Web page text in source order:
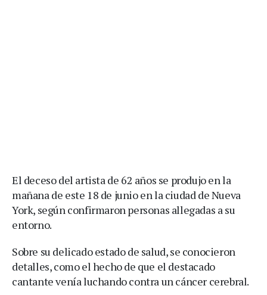
El deceso del artista de 62 años se produjo en la
mañana de este 18 de junio en la ciudad de Nueva
York, según confirmaron personas allegadas a su
entorno.
Sobre su delicado estado de salud, se conocieron
detalles, como el hecho de que el destacado
cantante venía luchando contra un cáncer cerebral.